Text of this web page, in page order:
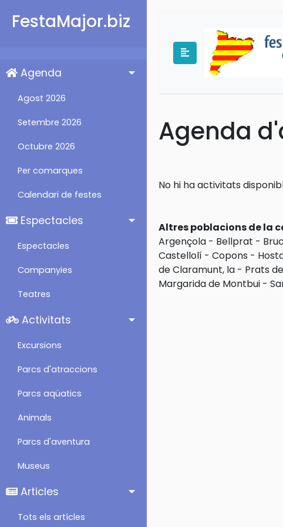
FestaMajor.biz
Agenda
Agost 2026
Setembre 2026
Octubre 2026
Per comarques
Calendari de festes
Espectacles
Espectacles
Companyies
Teatres
Activitats
Excursions
Parcs d'atraccions
Parcs aqüatics
Animals
Parcs d'aventura
Museus
Articles
Tots els artícles
Agenda
No hi ha activitats
Altres poblacions de la
Argençola - Bellprat -
Castellolí - Copons -
de Claramunt, la - Prats
Margarida de Montbui -